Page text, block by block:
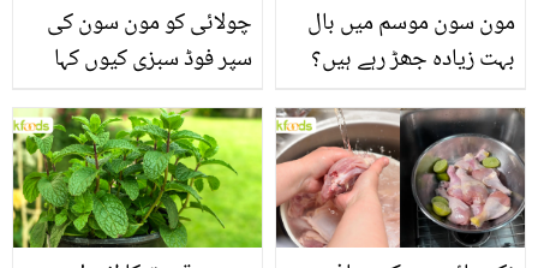
چولائی کو مون سون کی
سپر فوڈ سبزی کیوں کہا
منرلز اور اینٹی آکسیڈنٹس
سے بھرپور اس سبزی کے
فائدے
مون سون موسم میں بال
بہت زیادہ جھڑ رہے ہیں؟
بنانے کے چند قدرتی طریقے